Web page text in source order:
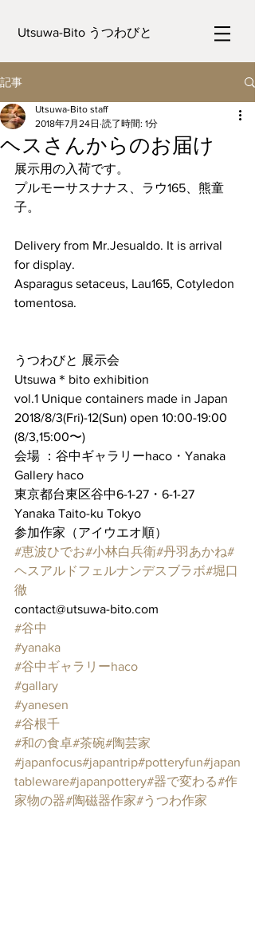
Utsuwa-Bito うつわびと
記事
ヘスさんからのお届け
Utsuwa-Bito staff
2018年7月24日 読了時間: 1分
展示用の入荷です。
プルモーサスナナス、ラウ165、熊童
子。
Delivery from Mr.Jesualdo. It is arrival
for display.
Asparagus setaceus, Lau165, Cotyledon
tomentosa.
うつわびと 展示会
Utsuwa＊bito exhibition
vol.1 Unique containers made in Japan
2018/8/3(Fri)-12(Sun) open 10:00-19:00
(8/3,15:00〜)
会場 ：谷中ギャラリーhaco・Yanaka
Gallery haco
東京都台東区谷中6-1-27・6-1-27
Yanaka Taito-ku Tokyo
参加作家（アイウエオ順）
#恵波ひでお#小林白兵衛#丹羽あかね#
ヘスアルドフェルナンデスブラボ#堀口
徹
contact@utsuwa-bito.com
#谷中
#yanaka
#谷中ギャラリーhaco
#gallary
#yanesen
#谷根千
#和の食卓#茶碗#陶芸家
#japanfocus#japantrip#potteryfun#japan
tableware#japanpottery#器で変わる#作
家物の器#陶磁器作家#うつわ作家